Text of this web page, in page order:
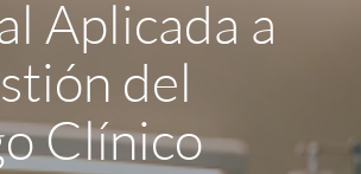
Aplicada a
del
Clínico